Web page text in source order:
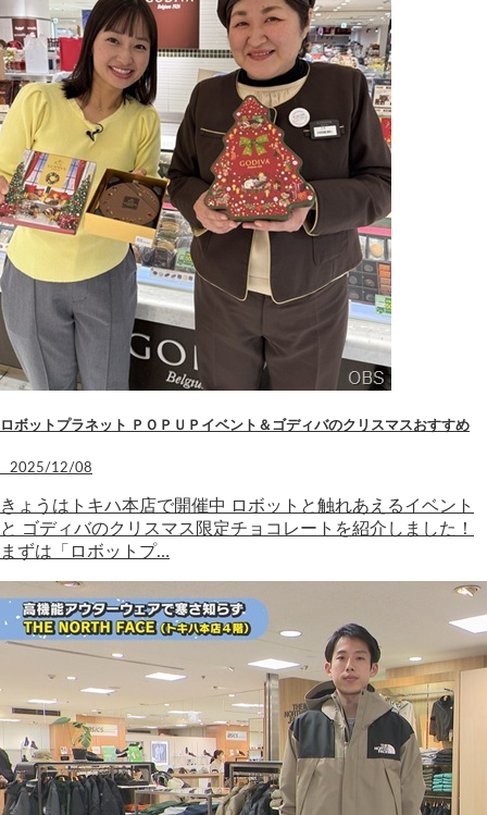
ロボットプラネット ＰＯＰＵＰイベント＆ゴディバのクリスマスおすすめ
2025/12/08
きょうはトキハ本店で開催中 ロボットと触れあえるイベント
と ゴディバのクリスマス限定チョコレートを紹介しました！
まずは「ロボットプ…